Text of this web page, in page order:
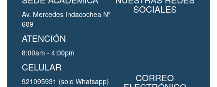
Av. Mercedes Indacochea Nº
609
ATENCIÓN
8:00am - 4:00pm
CELULAR
921095931 (solo Whatsapp)
SOCIALES
CORREO